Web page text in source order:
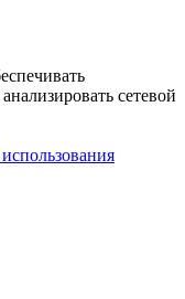
сетевой